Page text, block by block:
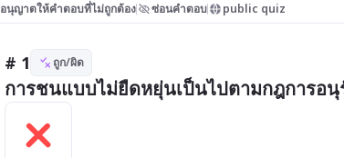
อนุญาตให้คำตอบที่ไม่ถูกต้อง ซ่อนคำตอบ public quiz
# 1 ถูก/ผิด
การชนแบบไม่ยืดหยุ่นเป็นไปตามกฎการอ